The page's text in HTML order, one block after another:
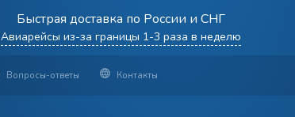
Быстрая доставка по России и СНГ
Авиарейсы из-за границы 1-3 раза в неделю
Вопросы-ответы Контакты